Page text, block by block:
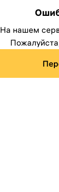
На нашем